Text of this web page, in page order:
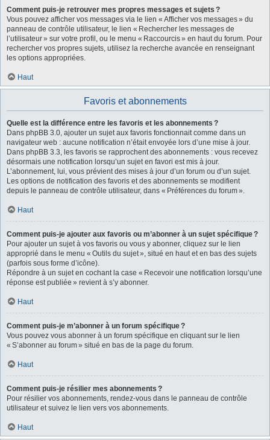
Comment puis-je retrouver mes propres messages et sujets ?
Vous pouvez afficher vos messages via le lien « Afficher vos messages » du
panneau de contrôle utilisateur, le lien « Rechercher les messages de
l’utilisateur » sur votre profil, ou le menu « Raccourcis » en haut du forum. Pour
rechercher vos propres sujets, utilisez la recherche avancée en renseignant
les options appropriées.
Haut
Favoris et abonnements
Quelle est la différence entre les favoris et les abonnements ?
Dans phpBB 3.0, ajouter un sujet aux favoris fonctionnait comme dans un
navigateur web : aucune notification n’était envoyée lors d’une mise à jour.
Dans phpBB 3.3, les favoris se rapprochent des abonnements : vous recevez
désormais une notification lorsqu’un sujet en favori est mis à jour.
L’abonnement, lui, vous prévient des mises à jour d’un forum ou d’un sujet.
Les options de notification des favoris et des abonnements se modifient
depuis le panneau de contrôle utilisateur, dans « Préférences du forum ».
Haut
Comment puis-je ajouter aux favoris ou m’abonner à un sujet spécifique ?
Pour ajouter un sujet à vos favoris ou vous y abonner, cliquez sur le lien
approprié dans le menu « Outils du sujet », situé en haut et en bas des sujets
(parfois sous forme d’icône).
Répondre à un sujet en cochant la case « Recevoir une notification lorsqu’une
réponse est publiée » revient à s’y abonner.
Haut
Comment puis-je m’abonner à un forum spécifique ?
Vous pouvez vous abonner à un forum spécifique en cliquant sur le lien
« S’abonner au forum » situé en bas de la page du forum.
Haut
Comment puis-je résilier mes abonnements ?
Pour résilier vos abonnements, rendez-vous dans le panneau de contrôle
utilisateur et suivez le lien vers vos abonnements.
Haut